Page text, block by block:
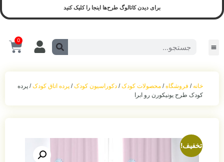
برای دیدن کاتالوگ طرح‌ها اینجا را کلیک کنید
0
خانه/ فروشگاه/ محصولات کودک/ دکوراسیون کودک/ پرده اتاق کودک/ پرده
کودک طرح یونیکورن رو ابرا
تخفیف!